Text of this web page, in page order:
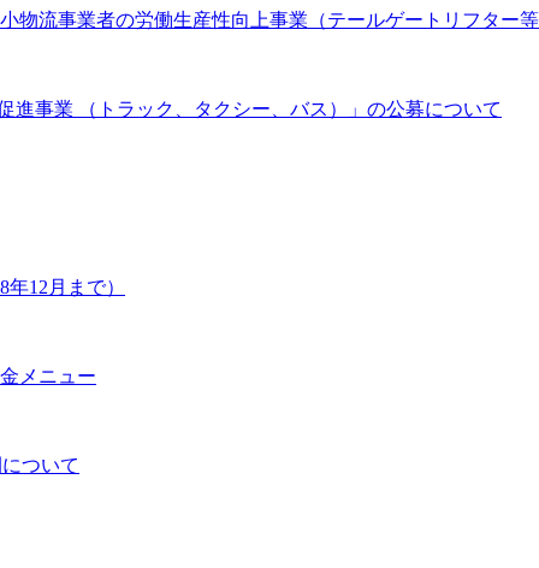
物流事業者の労働生産性向上事業（テールゲートリフター等
進事業 （トラック、タクシー、バス）」の公募について
12月まで）
メニュー
ついて